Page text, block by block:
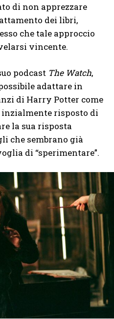
di non apprezzare
dei libri,
che tale approccio
vincente.
podcast The Watch,
adattare in
di Harry Potter come
inzialmente risposto di
la sua risposta
che sembrano già
di “sperimentare”.